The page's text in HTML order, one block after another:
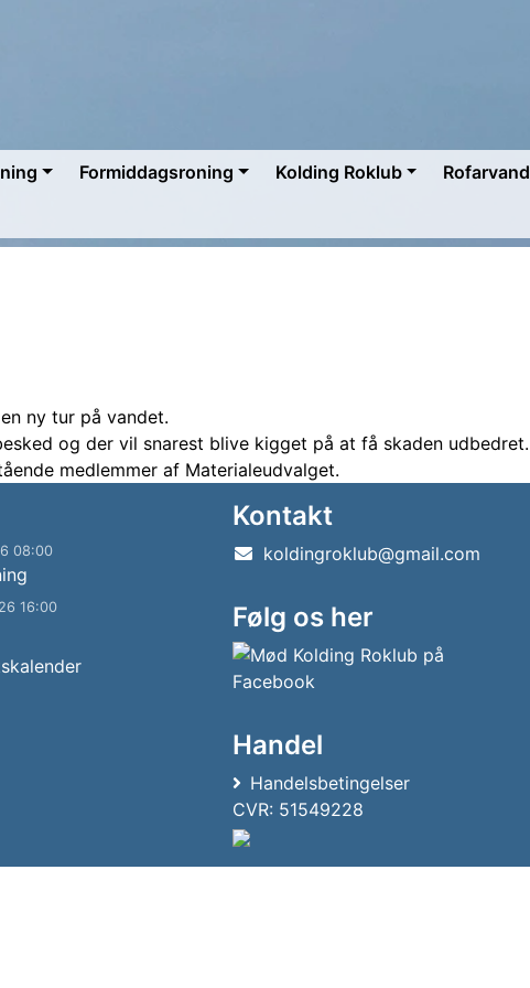
Formiddagsroning Kolding Roklub Rofarvand
ny tur på vandet.
og der vil snarest blive kigget på at få skaden udbedret.
medlemmer af Materialeudvalget.
08:00
16:00
Kontakt
koldingroklub@gmail.com
Følg os her
Handel
Handelsbetingelser
CVR: 51549228